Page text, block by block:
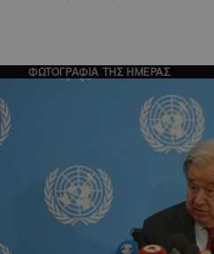
ΦΩΤΟΓΡΑΦΙΑ ΤΗΣ ΗΜΕΡΑΣ